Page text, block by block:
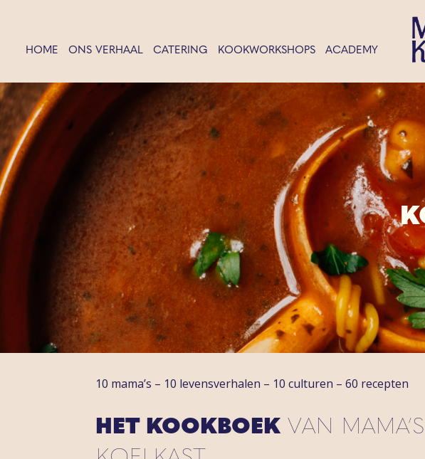
HOME ONS VERHAAL CATERING KOOKWORKSHOPS ACADEMY
10 mama’s – 10 levensverhalen – 10 culturen – 60 recepten
HET KOOKBOEK VAN MAMA’S